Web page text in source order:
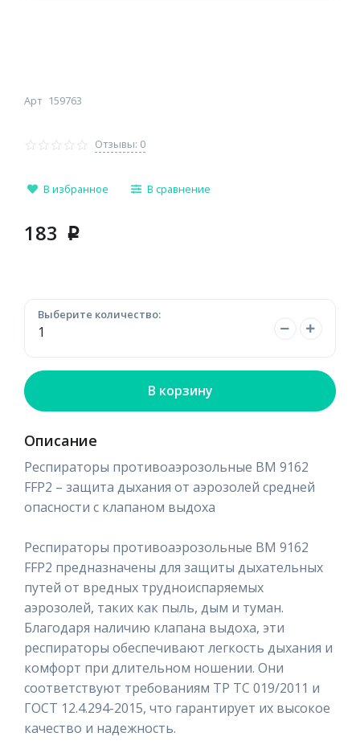
Арт 159763
Отзывы: 0
В избранное В сравнение
183 p
Выберите количество:
В корзину
Описание
Респираторы противоаэрозольные ВМ 9162
FFP2 – защита дыхания от аэрозолей средней
опасности с клапаном выдоха
Респираторы противоаэрозольные ВМ 9162
FFP2 предназначены для защиты дыхательных
путей от вредных трудноиспаряемых
аэрозолей, таких как пыль, дым и туман.
Благодаря наличию клапана выдоха, эти
респираторы обеспечивают легкость дыхания и
комфорт при длительном ношении. Они
соответствуют требованиям ТР ТС 019/2011 и
ГОСТ 12.4.294-2015, что гарантирует их высокое
качество и надежность.